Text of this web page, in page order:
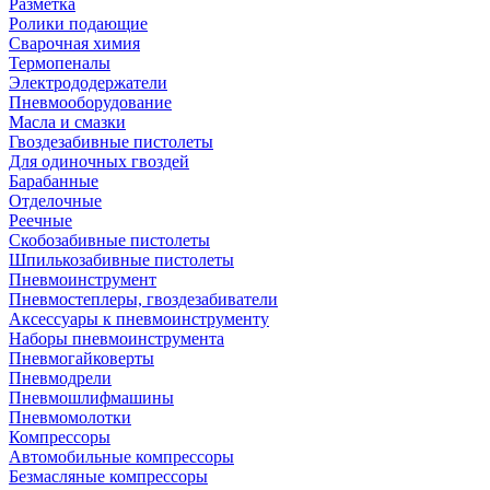
Разметка
Ролики подающие
Сварочная химия
Термопеналы
Электрододержатели
Пневмооборудование
Масла и смазки
Гвоздезабивные пистолеты
Для одиночных гвоздей
Барабанные
Отделочные
Реечные
Скобозабивные пистолеты
Шпилькозабивные пистолеты
Пневмоинструмент
Пневмостеплеры, гвоздезабиватели
Аксессуары к пневмоинструменту
Наборы пневмоинструмента
Пневмогайковерты
Пневмодрели
Пневмошлифмашины
Пневмомолотки
Компрессоры
Автомобильные компрессоры
Безмасляные компрессоры